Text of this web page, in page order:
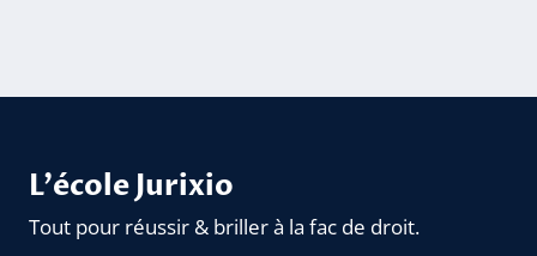
L'école Jurixio
Tout pour réussir & briller à la fac de droit.